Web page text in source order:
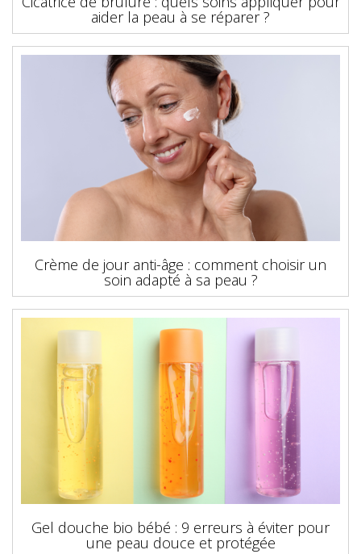
aider la peau à se réparer ?
Crème de jour anti-âge : comment choisir un
soin adapté à sa peau ?
Gel douche bio bébé : 9 erreurs à éviter pour
une peau douce et protégée